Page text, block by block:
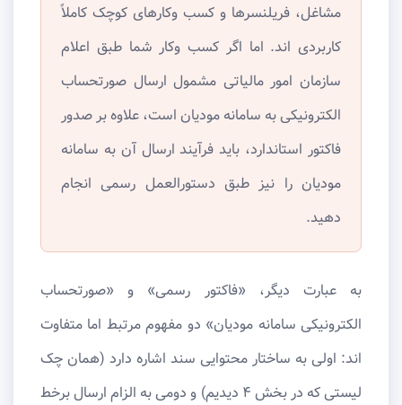
مشاغل، فریلنسرها و کسب وکارهای کوچک کاملاً
کاربردی اند. اما اگر کسب وکار شما طبق اعلام
سازمان امور مالیاتی مشمول ارسال صورتحساب
الکترونیکی به سامانه مودیان است، علاوه بر صدور
فاکتور استاندارد، باید فرآیند ارسال آن به سامانه
مودیان را نیز طبق دستورالعمل رسمی انجام
دهید.
به عبارت دیگر، «فاکتور رسمی» و «صورتحساب
الکترونیکی سامانه مودیان» دو مفهوم مرتبط اما متفاوت
اند: اولی به ساختار محتوایی سند اشاره دارد (همان چک
لیستی که در بخش ۴ دیدیم) و دومی به الزام ارسال برخط